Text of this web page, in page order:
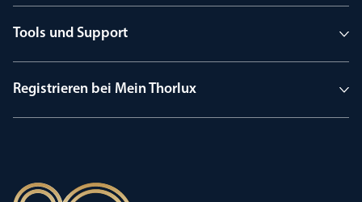
Tools und Support
Registrieren bei Mein Thorlux